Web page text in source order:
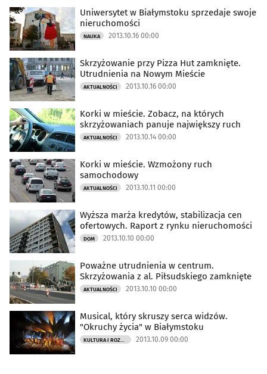
Uniwersytet w Białymstoku sprzedaje swoje
nieruchomości
NAUKA 2013.10.16 00:00
Skrzyżowanie przy Pizza Hut zamknięte.
Utrudnienia na Nowym Mieście
AKTUALNOŚCI 2013.10.16 00:00
Korki w mieście. Zobacz, na których
skrzyżowaniach panuje największy ruch
AKTUALNOŚCI 2013.10.14 00:00
Korki w mieście. Wzmożony ruch
samochodowy
AKTUALNOŚCI 2013.10.11 00:00
Wyższa marża kredytów, stabilizacja cen
ofertowych. Raport z rynku nieruchomości
DOM 2013.10.10 00:00
Poważne utrudnienia w centrum.
Skrzyżowania z al. Piłsudskiego zamknięte
AKTUALNOŚCI 2013.10.10 00:00
Musical, który skruszy serca widzów.
"Okruchy życia" w Białymstoku
KULTURA I ROZRYWKA 2013.10.09 00:00